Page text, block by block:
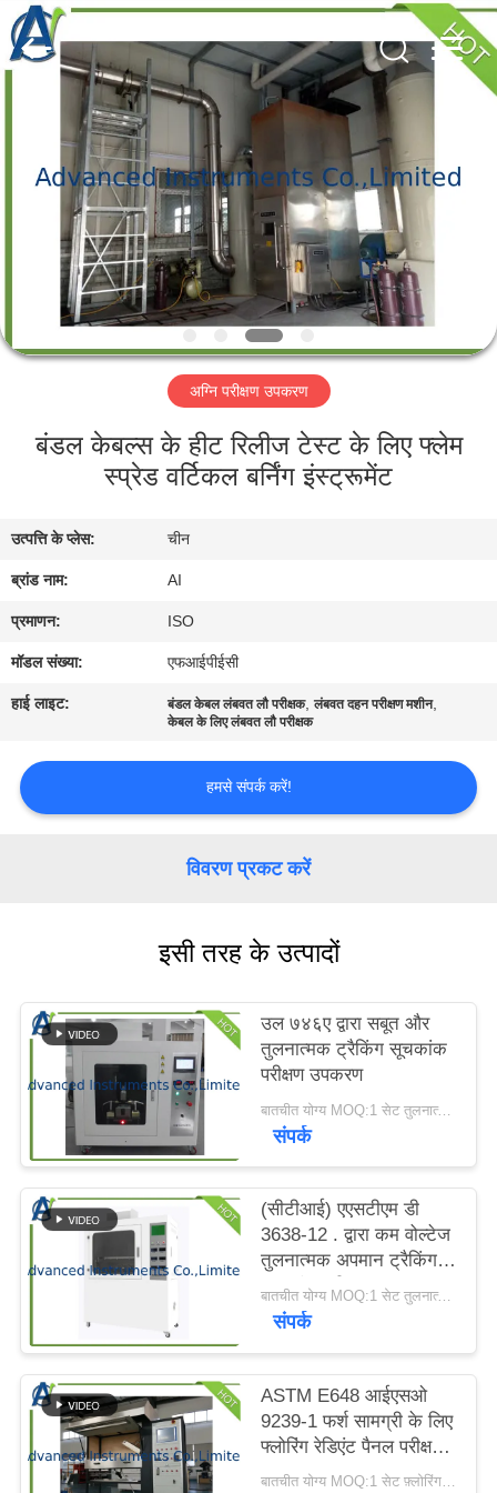
उत्पादों
में
भ्रमण
नियंत्रण
संपर्क
करें
मामलों
करें
साइटमैप
PRIVACY
POLICY
Advanced
Instruments
Co.,Limited.
All
Rights
अग्नि परीक्षण उपकरण
बंडल केबल्स के हीट रिलीज टेस्ट के लिए फ्लेम
स्प्रेड वर्टिकल बर्निंग इंस्ट्रूमेंट
उत्पत्ति के प्लेस: चीन
ब्रांड नाम: AI
प्रमाणन: ISO
मॉडल संख्या: एफआईपीईसी
हाई लाइट: बंडल केबल लंबवत लौ परीक्षक,लंबवत दहन परीक्षण मशीन,
केबल के लिए लंबवत लौ परीक्षक
हमसे संपर्क करें!
विवरण प्रकट करें
इसी तरह के उत्पादों
उल ७४६ए द्वारा सबूत और
तुलनात्मक ट्रैकिंग सूचकांक
परीक्षण उपकरण
बातचीत योग्य MOQ:1 सेट तुलनात्मक ट्रैकिंग सूचकांक परीक्षण उपकरण
संपर्क
(सीटीआई) एएसटीएम डी
3638-12 . द्वारा कम वोल्टेज
तुलनात्मक अपमान ट्रैकिंग
सूचकांक परीक्षक
बातचीत योग्य MOQ:1 सेट तुलनात्मक अपमान ट्रैकिंग सूचकांक परीक्षक
संपर्क
ASTM E648 आईएसओ
9239-1 फर्श सामग्री के लिए
फ्लोरिंग रेडिएंट पैनल परीक्षण
उपकरण
बातचीत योग्य MOQ:1 सेट फ़्लोरिंग रेडिएंट पैनल टेस्ट उपकरण